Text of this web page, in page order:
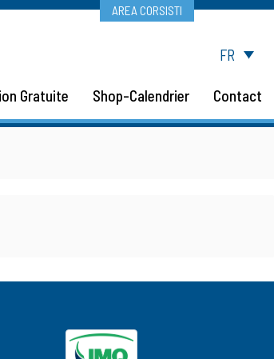
AREA CORSISTI
FR
Gratuite Shop-Calendrier Contact